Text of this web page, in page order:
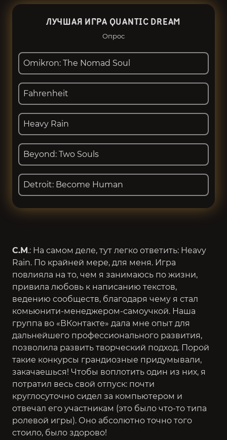
ЛУЧШАЯ ИГРА QUANTIC DREAM
Опрос
Omikron: The Nomad Soul
Fahrenheit
Heavy Rain
Beyond: Two Souls
Detroit: Become Human
С.М.: На самом деле, тут легко ответить: Heavy
Rain. По крайней мере, для меня. Игра
повлияла на то, чем я занимаюсь по жизни,
привила любовь к написанию текстов,
ведению сообществ, благодаря чему я стал
комьюнити-менеджером-самоучкой. Наша
группа во «ВКонтакте» дала мне опыт для
дальнейшего профессионального развития,
позволила развить творческий подход. Порой
такие конкурсы грандиозные придумывали,
закачаешься! Чтобы воплотить один из них, я
потратил весь свой отпуск: почти
круглосуточно сидел за компьютером и
отвечал его участникам (это было что-то типа
ролевой игры). Оно абсолютно точно того
стоило, было здорово!